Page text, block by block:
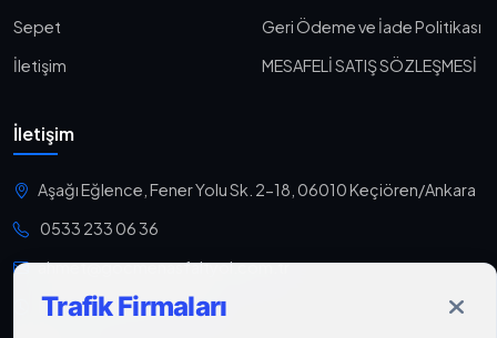
Sepet
İletişim
Geri Ödeme ve İade Politikası
MESAFELİ SATIŞ SÖZLEŞMESİ
İletişim
Aşağı Eğlence, Fener Yolu Sk. 2-18, 06010 Keçiören/Ankara
0533 233 06 36
ahmet@gocmenasfaltyol.com.tr
Pzt-Cmt: 09:00 - 21:00
Trafik Firmaları